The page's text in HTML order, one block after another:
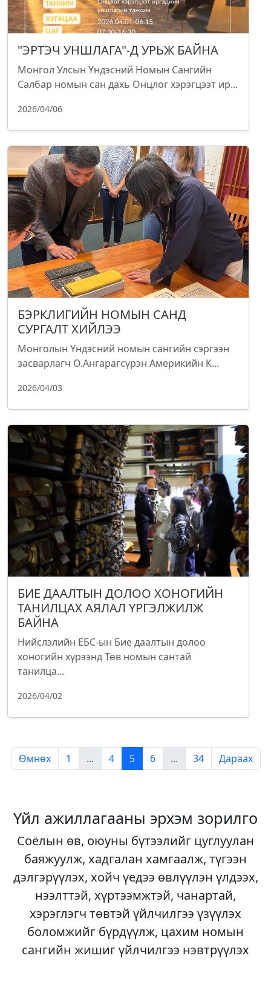
"ЭРТЭЧ УНШЛАГА"-Д УРЬЖ БАЙНА
Монгол Улсын Үндэсний Номын Сангийн
Салбар номын сан дахь Онцлог хэрэгцээт ир...
2026/04/06
БЭРКЛИГИЙН НОМЫН САНД
СУРГАЛТ ХИЙЛЭЭ
Монголын Үндэсний номын сангийн сэргээн
засварлагч О.Ангарагсүрэн Америкийн К...
2026/04/03
БИЕ ДААЛТЫН ДОЛОО ХОНОГИЙН
ТАНИЛЦАХ АЯЛАЛ ҮРГЭЛЖИЛЖ
БАЙНА
Нийслэлийн ЕБС-ын Бие даалтын долоо
хоногийн хүрээнд Төв номын сантай
танилца...
2026/04/02
Өмнөх 1 ... 4 5 6 ... 34 Дараах
Үйл ажиллагааны эрхэм зорилго
Соёлын өв, оюуны бүтээлийг цуглуулан
баяжуулж, хадгалан хамгаалж, түгээн
дэлгэрүүлэх, хойч үедээ өвлүүлэн үлдээх,
нээлттэй, хүртээмжтэй, чанартай,
хэрэглэгч төвтэй үйлчилгээ үзүүлэх
боломжийг бүрдүүлж, цахим номын
сангийн жишиг үйлчилгээ нэвтрүүлэх